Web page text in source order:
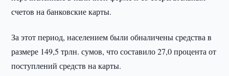
счетов на банковские карты.
За этот период, населением были обналичены средства в
размере 149,5 трлн. сумов, что составило 27,0 процента от
поступлений средств на карты.